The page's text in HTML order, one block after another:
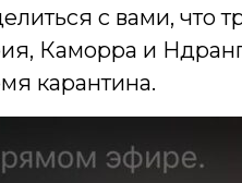
с вами, что
Каморра и
карантина.